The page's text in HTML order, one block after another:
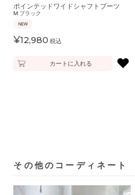
ポインテッドワイドシャフトブーツ
M ブラック
NEW
¥12,980 税込
カートに入れる ♥
その他のコーディネート